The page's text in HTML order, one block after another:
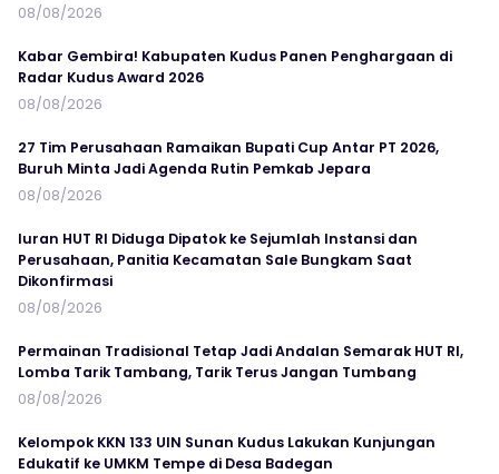
08/08/2026
Kabar Gembira! Kabupaten Kudus Panen Penghargaan di
Radar Kudus Award 2026
08/08/2026
27 Tim Perusahaan Ramaikan Bupati Cup Antar PT 2026,
Buruh Minta Jadi Agenda Rutin Pemkab Jepara
08/08/2026
Iuran HUT RI Diduga Dipatok ke Sejumlah Instansi dan
Perusahaan, Panitia Kecamatan Sale Bungkam Saat
Dikonfirmasi
08/08/2026
Permainan Tradisional Tetap Jadi Andalan Semarak HUT RI,
Lomba Tarik Tambang, Tarik Terus Jangan Tumbang
08/08/2026
Kelompok KKN 133 UIN Sunan Kudus Lakukan Kunjungan
Edukatif ke UMKM Tempe di Desa Badegan